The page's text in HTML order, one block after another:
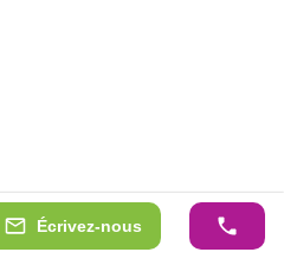
Écrivez-nous